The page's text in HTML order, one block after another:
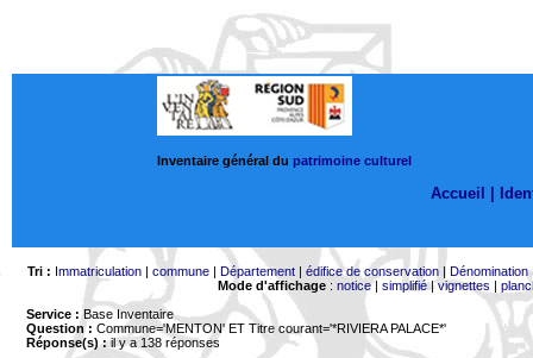
Inventaire général du patrimoine culturel
Accueil |
Tri : Immatriculation| commune| Département| édifice de conservation| Dénomination
Mode d'affichage: notice| simplifié|vignettes |
Service : Base Inventaire
Question : Commune='MENTON' ET Titre courant='*RIVIERA PALACE*'
Réponse(s) :il y a 138 réponses